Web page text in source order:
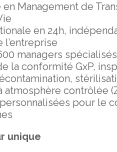
Management de
en 24h,
managers spécialisés
la conformité GxP,
atmosphère contrôlée
pour le
unique